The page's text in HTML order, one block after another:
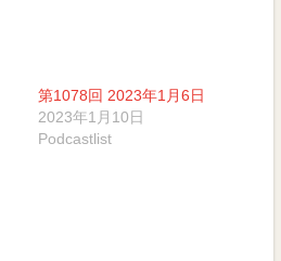
第1078回 2023年1月6日
2023年1月10日
Podcastlist